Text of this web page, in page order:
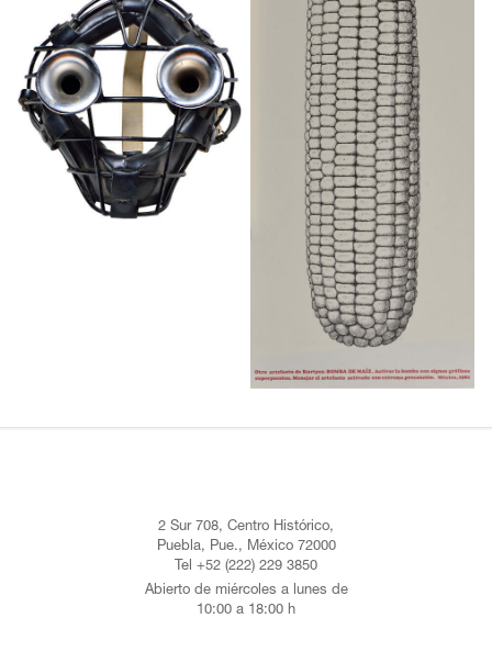
2 Sur 708, Centro Histórico,
Puebla, Pue., México 72000
Tel +52 (222) 229 3850
Abierto de miércoles a lunes de
10:00 a 18:00 h